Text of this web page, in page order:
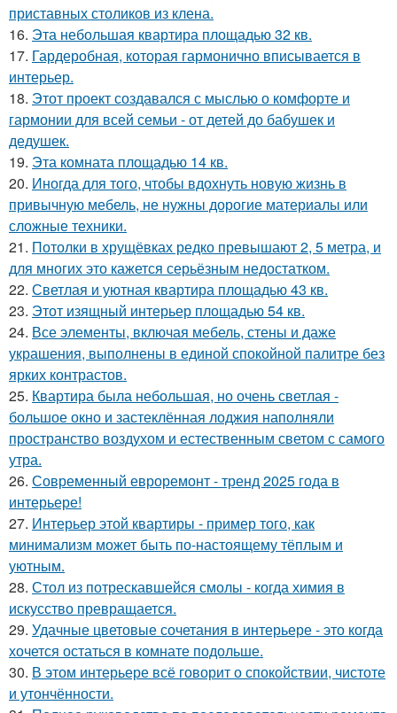
приставных столиков из клена.
16. Эта небольшая квартира площадью 32 кв.
17. Гардеробная, которая гармонично вписывается в
интерьер.
18. Этот проект создавался с мыслью о комфорте и
гармонии для всей семьи - от детей до бабушек и
дедушек.
19. Эта комната площадью 14 кв.
20. Иногда для того, чтобы вдохнуть новую жизнь в
привычную мебель, не нужны дорогие материалы или
сложные техники.
21. Потолки в хрущёвках редко превышают 2, 5 метра, и
для многих это кажется серьёзным недостатком.
22. Светлая и уютная квартира площадью 43 кв.
23. Этот изящный интерьер площадью 54 кв.
24. Все элементы, включая мебель, стены и даже
украшения, выполнены в единой спокойной палитре без
ярких контрастов.
25. Квартира была небольшая, но очень светлая -
большое окно и застеклённая лоджия наполняли
пространство воздухом и естественным светом с самого
утра.
26. Современный евроремонт - тренд 2025 года в
интерьере!
27. Интерьер этой квартиры - пример того, как
минимализм может быть по-настоящему тёплым и
уютным.
28. Стол из потрескавшейся смолы - когда химия в
искусство превращается.
29. Удачные цветовые сочетания в интерьере - это когда
хочется остаться в комнате подольше.
30. В этом интерьере всё говорит о спокойствии, чистоте
и утончённости.